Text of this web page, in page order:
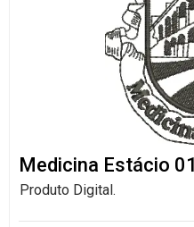
Medicina Estácio 01
Produto Digital.